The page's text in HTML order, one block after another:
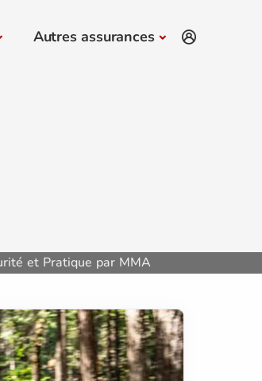
Autres assurances
et Pratique par MMA